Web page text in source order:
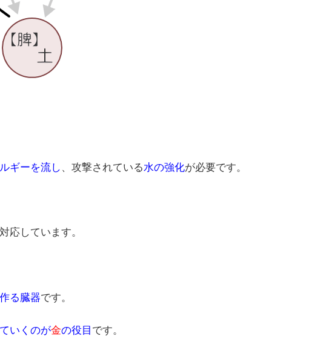
ギーを流し 、攻撃されている水の強化が必要です。
応しています。
る臓器です。
いくのが金の役目 です。